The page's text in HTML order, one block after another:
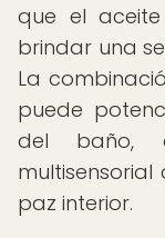
que el
brindar una
La
puede
del baño,
paz interior.